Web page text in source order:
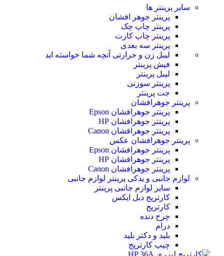
سایر پرینتر ها
پرینتر جوهر افشان
پرینتر چاپ چک
پرینتر چاپ کارت
پرینتر سه بعدی
لیبل زن و حرارتی آنچه شما خواسته اید
فیش پرینتر
لیبل پرینتر
پرینتر سوزنی
جت پرینتر
پرینتر جوهرافشان
پرینتر جوهرافشان Epson
پرینتر جوهرافشان HP
پرینتر جوهرافشان Canon
پرینتر جوهرافشان عکس
پرینتر جوهرافشان Epson
پرینتر جوهرافشان HP
پرینتر جوهرافشان Canon
لوازم جانبی و یدکی پرینتر لوازم جانبی
سایر لوازم جانبی پرینتر
کارتریج دبل ایکس
کارتریج
چرخ دنده
درام
بلید و دکتر بلید
چیپ کارتریج